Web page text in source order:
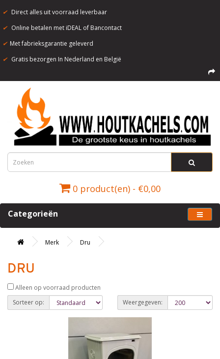
✔ Direct alles uit voorraad leverbaar
✔ Online betalen met iDEAL of Bancontact
✔ Met fabrieksgarantie geleverd
✔ Gratis bezorgen In Nederland en België
0 product(en) - €0,00
Categorieën
Merk Dru
DRU
Alleen op voorraad producten
Sorteer op:
Weergegeven: